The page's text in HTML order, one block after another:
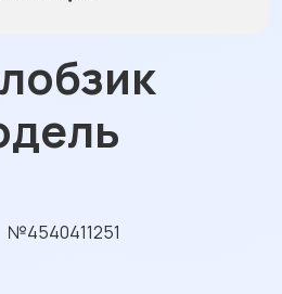
№4540411251